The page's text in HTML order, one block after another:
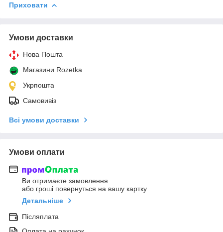
Приховати
Умови доставки
Нова Пошта
Магазини Rozetka
Укрпошта
Самовивіз
Всі умови доставки
Умови оплати
Ви отримаєте замовлення
або гроші повернуться на вашу картку
Детальніше
Післяплата